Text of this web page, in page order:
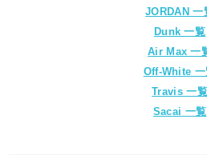
JORDAN 一
Dunk 一覧
Air Max 一
Off-White 一
Travis 一覧
Sacai 一覧